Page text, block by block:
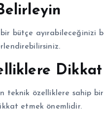
bütçe ayırabileceğinizi
teknik özelliklere sahip
etmek önemlidir.